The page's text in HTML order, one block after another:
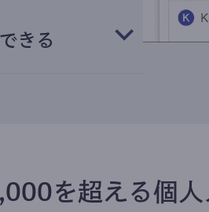
きる
を超える個人